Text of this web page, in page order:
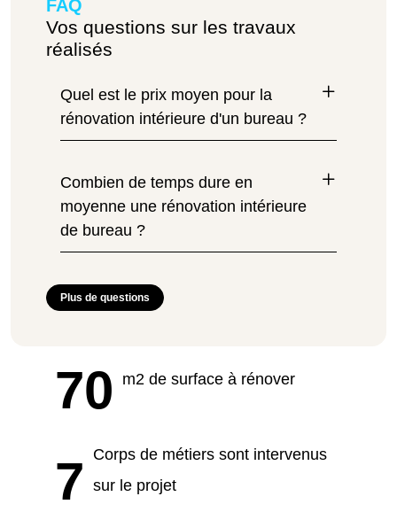
FAQ
Vos questions sur les travaux
réalisés
Quel est le prix moyen pour la
rénovation intérieure d'un bureau ?
Combien de temps dure en
moyenne une rénovation intérieure
de bureau ?
Plus de questions
70 m2 de surface à rénover
7
Corps de métiers sont intervenus
sur le projet